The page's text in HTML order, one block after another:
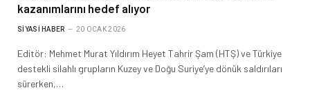
kazanımlarını hedef alıyor
SIYASI HABER 20 OCAK 2026
Editör: Mehmet Murat Yıldırım Heyet Tahrir Şam (HTŞ) ve Türkiye
destekli silahlı grupların Kuzey ve Doğu Suriye’ye dönük saldırıları
sürerken,…